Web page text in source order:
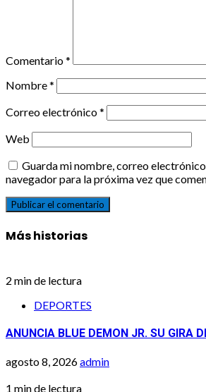
Comentario*
Nombre*
Correo electrónico*
Web
Guarda mi nombre, correo
navegador para la próxima vez que
Más historias
2 min de lectura
DEPORTES
ANUNCIA BLUE DEMON JR. SU GIRA
agosto 8, 2026admin
1 min de lectura